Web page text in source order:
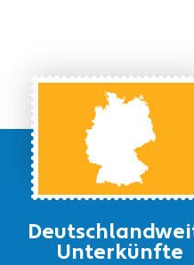
Unterkünfte